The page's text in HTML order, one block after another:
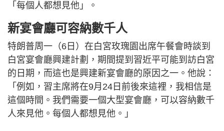
「每個人都想見他」。
新宴會廳可容納數千人
特朗普周一（6日） 在白宮玫瑰園出席午餐會時談到
白宮宴會廳興建計劃，期間提到習近平可能到訪白宮
的日期，而這也是興建新宴會廳的原因之一。他說：
「例如，習主席將在9月24日前後來這裡，我相信是
這個時間。我們需要一個大型宴會廳，可以容納數千
人來見他。每個人都想見他。」